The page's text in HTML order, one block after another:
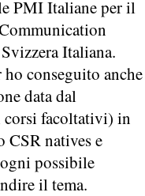
PMI Italiane per il
Italiana.
conseguito anche
data dal
corsi facoltativi) in
CSR natives e
possibile
il tema.